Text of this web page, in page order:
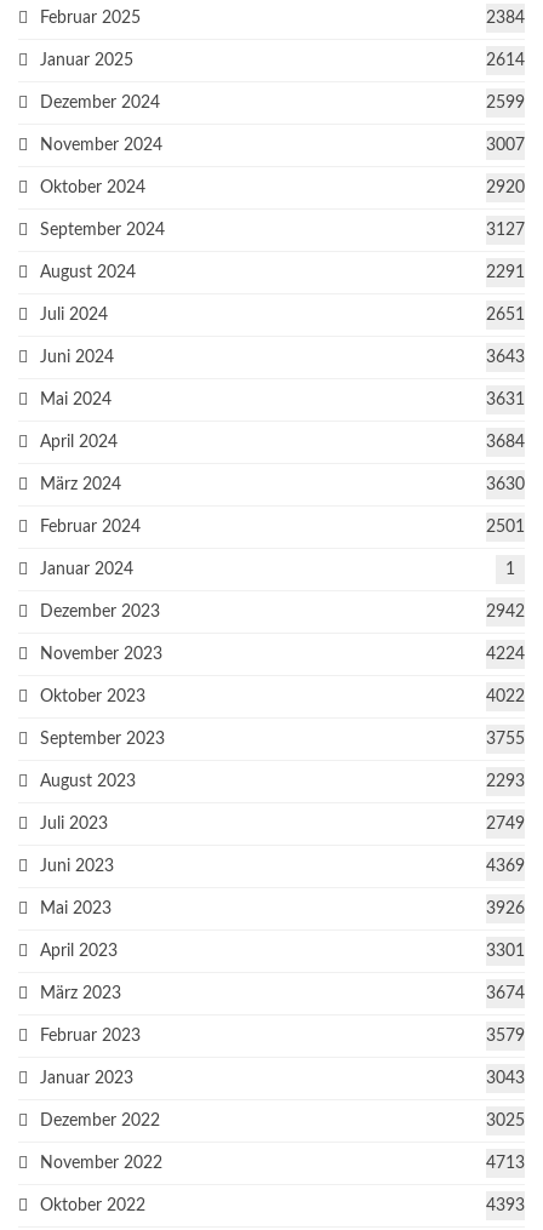
Februar 2025 2384
Januar 2025 2614
Dezember 2024 2599
November 2024 3007
Oktober 2024 2920
September 2024 3127
August 2024 2291
Juli 2024 2651
Juni 2024 3643
Mai 2024 3631
April 2024 3684
März 2024 3630
Februar 2024 2501
Januar 2024 1
Dezember 2023 2942
November 2023 4224
Oktober 2023 4022
September 2023 3755
August 2023 2293
Juli 2023 2749
Juni 2023 4369
Mai 2023 3926
April 2023 3301
März 2023 3674
Februar 2023 3579
Januar 2023 3043
Dezember 2022 3025
November 2022 4713
Oktober 2022 4393